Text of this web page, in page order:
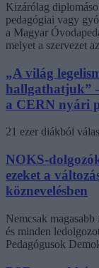
Kizárólag
pedagógiai vagy
a Magyar
melyet a szervezet
„A világ
hallgathatjuk”
a CERN nyári
21 ezer diákból
NOKS-
ezeket a
köznevelésben
Nemcsak
és minden
Pedagógusok